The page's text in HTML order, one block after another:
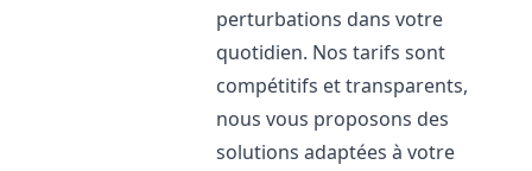
perturbations dans votre
quotidien. Nos tarifs sont
compétitifs et transparents,
nous vous proposons des
solutions adaptées à votre